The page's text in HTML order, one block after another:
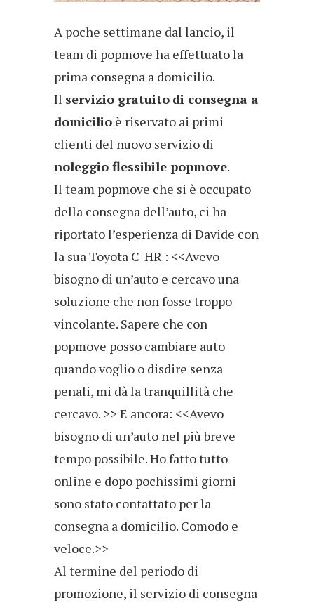
A poche settimane dal lancio, il
team di popmove ha effettuato la
prima consegna a domicilio.
Il servizio gratuito di consegna a
domicilio è riservato ai primi
clienti del nuovo servizio di
noleggio flessibile popmove.
Il team popmove che si è occupato
della consegna dell’auto, ci ha
riportato l’esperienza di Davide con
la sua Toyota C-HR : <<Avevo
bisogno di un’auto e cercavo una
soluzione che non fosse troppo
vincolante. Sapere che con
popmove posso cambiare auto
quando voglio o disdire senza
penali, mi dà la tranquillità che
cercavo. >> E ancora: <<Avevo
bisogno di un’auto nel più breve
tempo possibile. Ho fatto tutto
online e dopo pochissimi giorni
sono stato contattato per la
consegna a domicilio. Comodo e
veloce.>>
Al termine del periodo di
promozione, il servizio di consegna